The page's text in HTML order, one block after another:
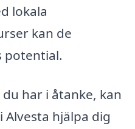
lokala
kan de
potential.
har i åtanke, kan
hjälpa dig